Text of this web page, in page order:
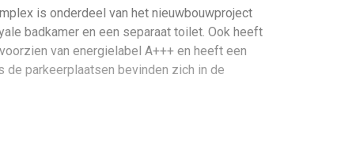
is onderdeel van het nieuwbouwproject
badkamer en een separaat toilet. Ook heeft
van energielabel A+++ en heeft een
parkeerplaatsen bevinden zich in de